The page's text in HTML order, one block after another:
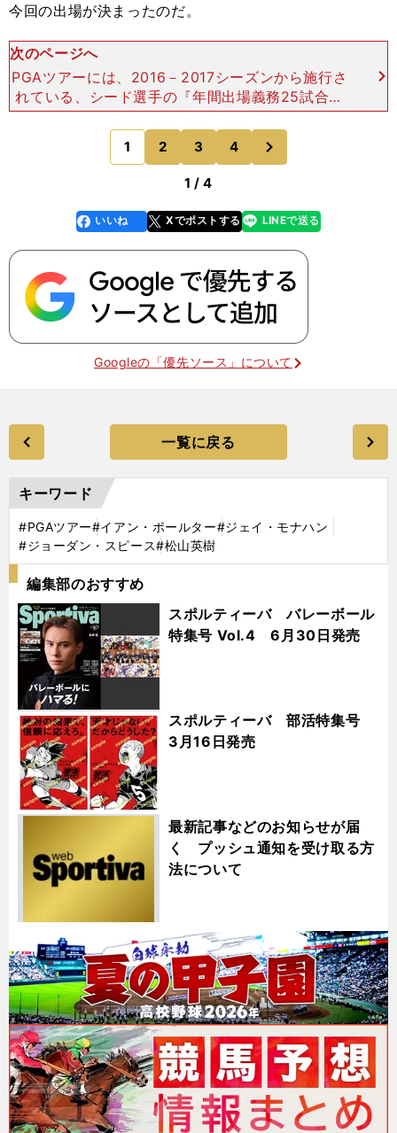
今回の出場が決まったのだ。
次のページへ
PGAツアーには、2016－2017シーズンから施行さ
れている、シード選手の『年間出場義務25試合』
というルールがある。 このルールは、タイガー・
ウッズ（アメリカ）やフィル・ミケルソン（アメリ
カ）らラ
1 2 3 4
のページへ
1 / 4
faceboo
k
いいね Xでポストする
line LINEで送る
Googleの「優先ソース」について
一覧に戻る
キーワード
#PGAツアー#イアン・ポールター#ジェイ・モナハン
#ジョーダン・スピース#松山英樹
編集部のおすすめ
スポルティーバ バレーボール
特集号 Vol.4 6月30日発売
スポルティーバ 部活特集号
3月16日発売
最新記事などのお知らせが届
く プッシュ通知を受け取る方
法について